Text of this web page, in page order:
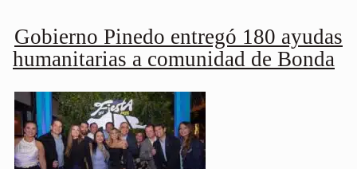
Gobierno Pinedo entregó 180 ayudas
humanitarias a comunidad de Bonda